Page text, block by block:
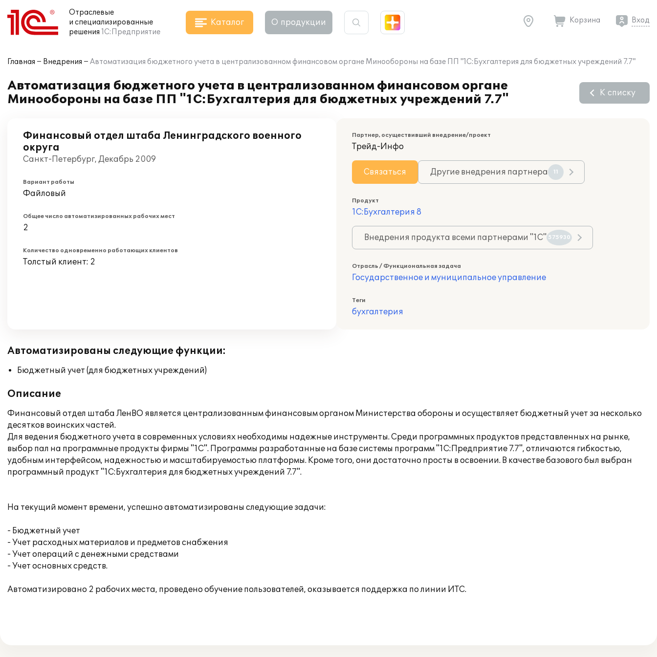
Отраслевые
и специализированные
решения 1С:Предприятие
Каталог О продукции Корзина Вход
Главная Внедрения Автоматизация бюджетного учета в централизованном финансовом органе Минообороны на базе ПП "1С:Бухгалтерия для бюджетных учреждений 7.7"
Автоматизация бюджетного учета в централизованном финансовом органе
Минообороны на базе ПП "1С:Бухгалтерия для бюджетных учреждений 7.7"
К списку
Финансовый отдел штаба Ленинградского военного
округа
Санкт-Петербург, Декабрь 2009
Вариант работы
Файловый
Общее число автоматизированных рабочих мест
2
Количество одновременно работающих клиентов
Толстый клиент: 2
Партнер, осуществивший внедрение/проект
Трейд-Инфо
Связаться Другие внедрения партнера 11
Продукт
1С:Бухгалтерия 8
Внедрения продукта всеми партнерами "1С" 575930
Отрасль / Функциональная задача
Государственное и муниципальное управление
Теги
бухгалтерия
Автоматизированы следующие функции:
Бюджетный учет (для бюджетных учреждений)
Описание
Финансовый отдел штаба ЛенВО является централизованным финансовым органом Министерства обороны и осуществляет бюджетный учет за несколько
десятков воинских частей.
Для ведения бюджетного учета в современных условиях необходимы надежные инструменты. Среди программных продуктов представленных на рынке,
выбор пал на программные продукты фирмы "1С". Программы разработанные на базе системы программ "1С:Предприятие 7.7", отличаются гибкостью,
удобным интерфейсом, надежностью и масштабируемостью платформы. Кроме того, они достаточно просты в освоении. В качестве базового был выбран
программный продукт "1С:Бухгалтерия для бюджетных учреждений 7.7".
На текущий момент времени, успешно автоматизированы следующие задачи:
- Бюджетный учет
- Учет расходных материалов и предметов снабжения
- Учет операций с денежными средствами
- Учет основных средств.
Автоматизировано 2 рабочих места, проведено обучение пользователей, оказывается поддержка по линии ИТС.